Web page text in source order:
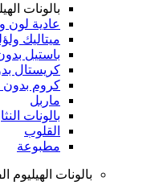
بالونات
عادية لون
ميتاليك
باستيل
كريستال
كروم
ماربل
بالونات
القلوب
مطبوعة
بالونات الهيليوم